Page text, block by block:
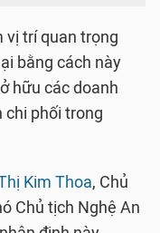
vị trí quan trọng
bằng cách này
hữu các doanh
chi phối trong
Kim Thoa, Chủ
Chủ tịch Nghệ An